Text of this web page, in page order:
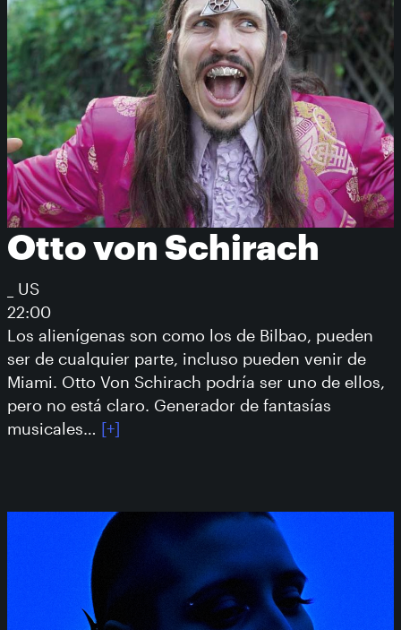
Otto von Schirach
_ US
22:00
Los alienígenas son como los de Bilbao, pueden
ser de cualquier parte, incluso pueden venir de
Miami. Otto Von Schirach podría ser uno de ellos,
pero no está claro. Generador de fantasías
musicales… [+]